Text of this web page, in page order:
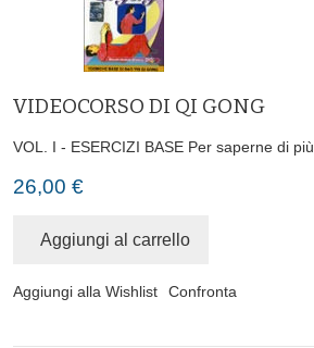
VIDEOCORSO DI QI GONG
VOL. I - ESERCIZI BASE Per saperne di più
26,00 €
Aggiungi al carrello
Aggiungi alla Wishlist Confronta